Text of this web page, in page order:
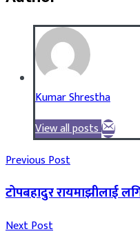
Kumar Shrestha
View all posts
Previous Post
टोपबहादुर रायमाझीलाई
Next Post